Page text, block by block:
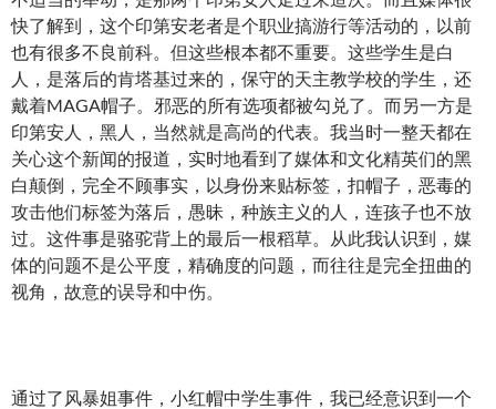
快了解到，这个印第安老者是个职业搞游行等活动的，以前
也有很多不良前科。但这些根本都不重要。这些学生是白
人，是落后的肯塔基过来的，保守的天主教学校的学生，还
戴着MAGA帽子。邪恶的所有选项都被勾兑了。而另一方是
印第安人，黑人，当然就是高尚的代表。我当时一整天都在
关心这个新闻的报道，实时地看到了媒体和文化精英们的黑
白颠倒，完全不顾事实，以身份来贴标签，扣帽子，恶毒的
攻击他们标签为落后，愚昧，种族主义的人，连孩子也不放
过。这件事是骆驼背上的最后一根稻草。从此我认识到，媒
体的问题不是公平度，精确度的问题，而往往是完全扭曲的
视角，故意的误导和中伤。
通过了风暴姐事件，小红帽中学生事件，我已经意识到一个